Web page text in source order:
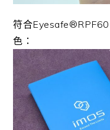
符合Eyesafe®RPF60
色：